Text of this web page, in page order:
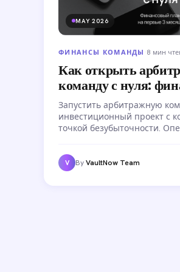
MAY 2026
ФИНАНСЫ КОМАНДЫ ·8 мин
Как открыть
команду с нуля:
на первые 3 месяца
Запустить арбитражную
инвестиционный проект с
точкой безубыточности.
бюджет от $25K, расходы по
первой прибыли.
V ByVaultNow Team